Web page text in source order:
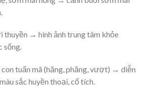
thuyền → hình ảnh trung tâm khỏe
sống.
tuấn mã (hăng, phăng, vượt) → diễn
sắc huyền thoại, cổ tích.